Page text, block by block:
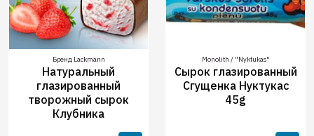
Бренд Lackmann
Натуральный
глазированный
творожный сырок
Клубника
Monolith / "Nyktukas"
Сырок глазированный
Сгущенка Нуктукас
45g